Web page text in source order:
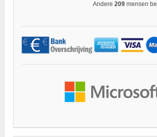
Andere 209 mensen